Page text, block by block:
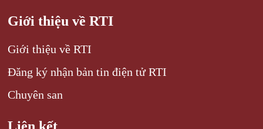
Giới thiệu về RTI
Giới thiệu về RTI
Đăng ký nhận bản tin điện tử RTI
Chuyên san